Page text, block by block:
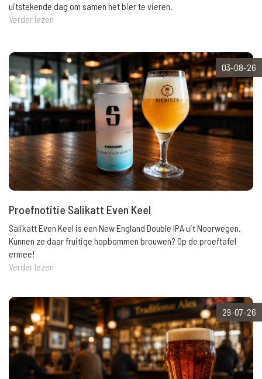
uitstekende dag om samen het bier te vieren.
Verder lezen
03-08-26
Proefnotitie Salikatt Even Keel
Salikatt Even Keel is een New England Double IPA uit Noorwegen.
Kunnen ze daar fruitige hopbommen brouwen? Op de proeftafel
ermee!
Verder lezen
29-07-26